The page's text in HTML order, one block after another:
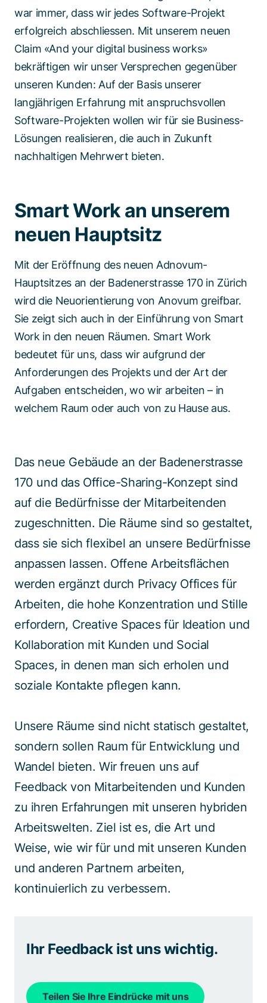
war immer, dass wir jedes Software-Projekt
erfolgreich abschliessen. Mit unserem neuen
Claim «And your digital business works»
bekräftigen wir unser Versprechen gegenüber
unseren Kunden: Auf der Basis unserer
langjährigen Erfahrung mit anspruchsvollen
Software-Projekten wollen wir für sie Business-
Lösungen realisieren, die auch in Zukunft
nachhaltigen Mehrwert bieten.
Smart Work an unserem
neuen Hauptsitz
Mit der Eröffnung des neuen Adnovum-
Hauptsitzes an der Badenerstrasse 170 in Zürich
wird die Neuorientierung von Anovum greifbar.
Sie zeigt sich auch in der Einführung von Smart
Work in den neuen Räumen. Smart Work
bedeutet für uns, dass wir aufgrund der
Anforderungen des Projekts und der Art der
Aufgaben entscheiden, wo wir arbeiten – in
welchem Raum oder auch von zu Hause aus.
Das neue Gebäude an der Badenerstrasse
170 und das Office-Sharing-Konzept sind
auf die Bedürfnisse der Mitarbeitenden
zugeschnitten. Die Räume sind so gestaltet,
dass sie sich flexibel an unsere Bedürfnisse
anpassen lassen. Offene Arbeitsflächen
werden ergänzt durch Privacy Offices für
Arbeiten, die hohe Konzentration und Stille
erfordern, Creative Spaces für Ideation und
Kollaboration mit Kunden und Social
Spaces, in denen man sich erholen und
soziale Kontakte pflegen kann.
Unsere Räume sind nicht statisch gestaltet,
sondern sollen Raum für Entwicklung und
Wandel bieten. Wir freuen uns auf
Feedback von Mitarbeitenden und Kunden
zu ihren Erfahrungen mit unseren hybriden
Arbeitswelten. Ziel ist es, die Art und
Weise, wie wir für und mit unseren Kunden
und anderen Partnern arbeiten,
kontinuierlich zu verbessern.
Ihr Feedback ist uns wichtig.
Teilen Sie Ihre Eindrücke mit uns